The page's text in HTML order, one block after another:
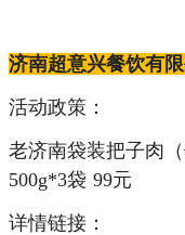
济南超意兴餐饮有限
活动政策：
老济南袋装把子肉
500g*3袋 99元
详情链接：